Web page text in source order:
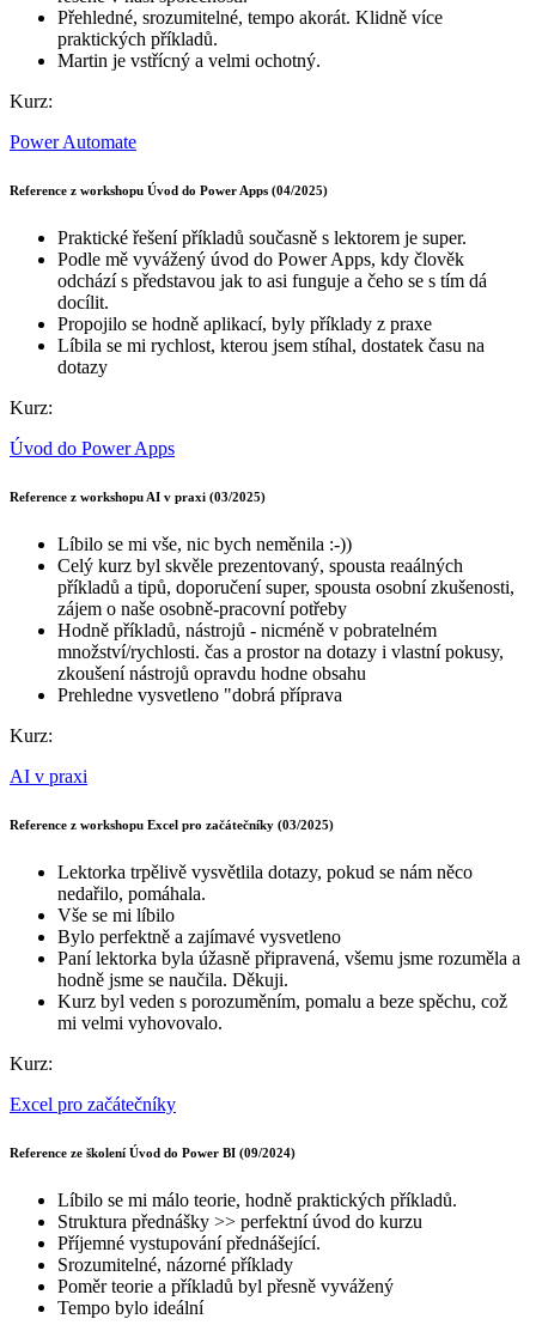
Přehledné, srozumitelné, tempo akorát. Klidně více
praktických příkladů.
Martin je vstřícný a velmi ochotný.
Kurz:
Power Automate
Reference z workshopu Úvod do Power Apps (04/2025)
Praktické řešení příkladů současně s lektorem je super.
Podle mě vyvážený úvod do Power Apps, kdy člověk
odchází s představou jak to asi funguje a čeho se s tím dá
docílit.
Propojilo se hodně aplikací, byly příklady z praxe
Líbila se mi rychlost, kterou jsem stíhal, dostatek času na
dotazy
Kurz:
Úvod do Power Apps
Reference z workshopu AI v praxi (03/2025)
Líbilo se mi vše, nic bych neměnila :-))
Celý kurz byl skvěle prezentovaný, spousta reaálných
příkladů a tipů, doporučení super, spousta osobní zkušenosti,
zájem o naše osobně-pracovní potřeby
Hodně příkladů, nástrojů - nicméně v pobratelném
množství/rychlosti. čas a prostor na dotazy i vlastní pokusy,
zkoušení nástrojů opravdu hodne obsahu
Prehledne vysvetleno "dobrá příprava
Kurz:
AI v praxi
Reference z workshopu Excel pro začátečníky (03/2025)
Lektorka trpělivě vysvětlila dotazy, pokud se nám něco
nedařilo, pomáhala.
Vše se mi líbilo
Bylo perfektně a zajímavé vysvetleno
Paní lektorka byla úžasně připravená, všemu jsme rozuměla a
hodně jsme se naučila. Děkuji.
Kurz byl veden s porozuměním, pomalu a beze spěchu, což
mi velmi vyhovovalo.
Kurz:
Excel pro začátečníky
Reference ze školení Úvod do Power BI (09/2024)
Líbilo se mi málo teorie, hodně praktických příkladů.
Struktura přednášky >> perfektní úvod do kurzu
Příjemné vystupování přednášející.
Srozumitelné, názorné příklady
Poměr teorie a příkladů byl přesně vyvážený
Tempo bylo ideální